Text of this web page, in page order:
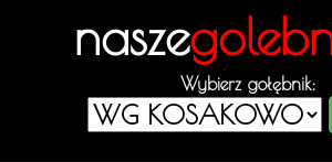
nasze
Wybierz gołębnik: